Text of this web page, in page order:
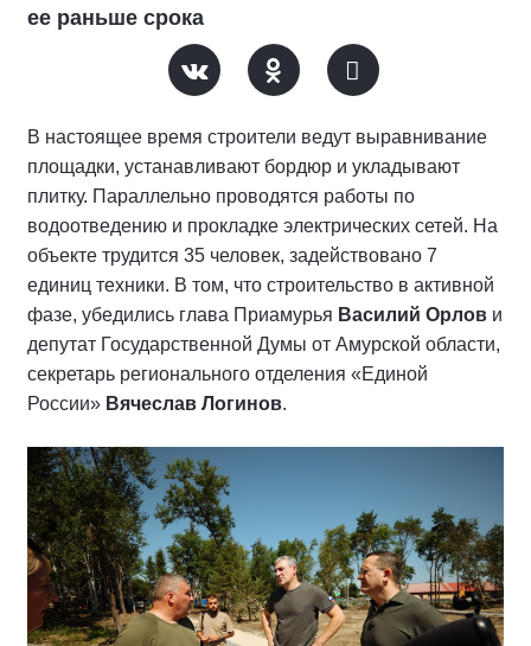
ее раньше срока
В настоящее время строители ведут выравнивание
площадки, устанавливают бордюр и укладывают
плитку. Параллельно проводятся работы по
водоотведению и прокладке электрических сетей. На
объекте трудится 35 человек, задействовано 7
единиц техники. В том, что строительство в активной
фазе, убедились глава Приамурья Василий Орлов и
депутат Государственной Думы от Амурской области,
секретарь регионального отделения «Единой
России» Вячеслав Логинов.